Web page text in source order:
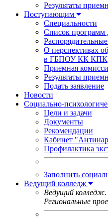
Результаты
Поступающим
Специальности
Список
О перспективах
в ГБПОУ КК КПК
Приемная
Результаты
Подать заявление
Новости
Социально-
Цели и задачи
Документы
Рекомендации
Кабинет
Профилактика
Заполнить
Ведущий колледж
Ведущий
Региональные